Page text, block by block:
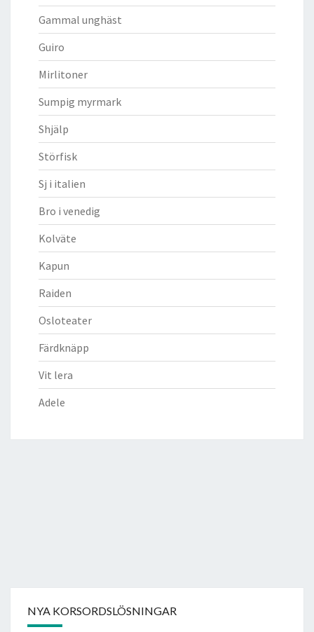
Gammal unghäst
Guiro
Mirlitoner
Sumpig myrmark
Shjälp
Störfisk
Sj i italien
Bro i venedig
Kolväte
Kapun
Raiden
Osloteater
Färdknäpp
Vit lera
Adele
NYA KORSORDSLÖSNINGAR